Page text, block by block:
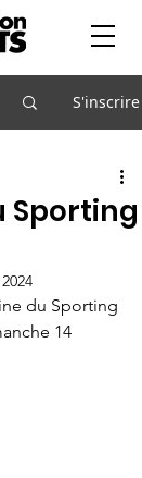
S'inscrire
Sporting
du Sporting
14